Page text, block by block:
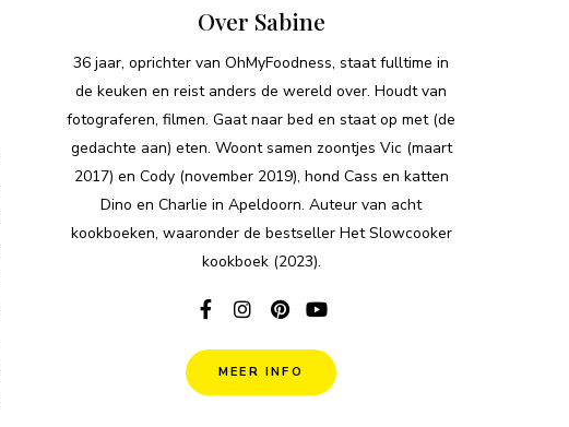
Over Sabine
36 jaar, oprichter van OhMyFoodness, staat fulltime in
de keuken en reist anders de wereld over. Houdt van
fotograferen, filmen. Gaat naar bed en staat op met (de
gedachte aan) eten. Woont samen zoontjes Vic (maart
2017) en Cody (november 2019), hond Cass en katten
Dino en Charlie in Apeldoorn. Auteur van acht
kookboeken, waaronder de bestseller Het Slowcooker
kookboek (2023).
MEER INFO